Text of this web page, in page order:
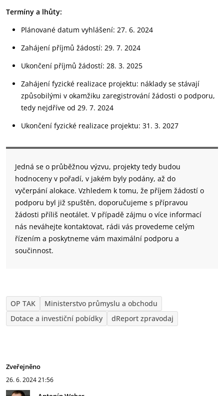
Termíny a lhůty:
Plánované datum vyhlášení: 27. 6. 2024
Zahájení příjmů žádostí: 29. 7. 2024
Ukončení příjmů žádostí: 28. 3. 2025
Zahájení fyzické realizace projektu: náklady se stávají
způsobilými v okamžiku zaregistrování žádosti o podporu,
tedy nejdříve od 29. 7. 2024
Ukončení fyzické realizace projektu: 31. 3. 2027
Jedná se o průběžnou výzvu, projekty tedy budou
hodnoceny v pořadí, v jakém byly podány, až do
vyčerpání alokace. Vzhledem k tomu, že příjem žádostí o
podporu byl již spuštěn, doporučujeme s přípravou
žádosti příliš neotálet. V případě zájmu o více informací
nás neváhejte kontaktovat, rádi vás provedeme celým
řízením a poskytneme vám maximální podporu a
součinnost.
OP TAK
Ministerstvo průmyslu a obchodu
Dotace a investiční pobídky
dReport zpravodaj
Zveřejněno
26. 6. 202421:56